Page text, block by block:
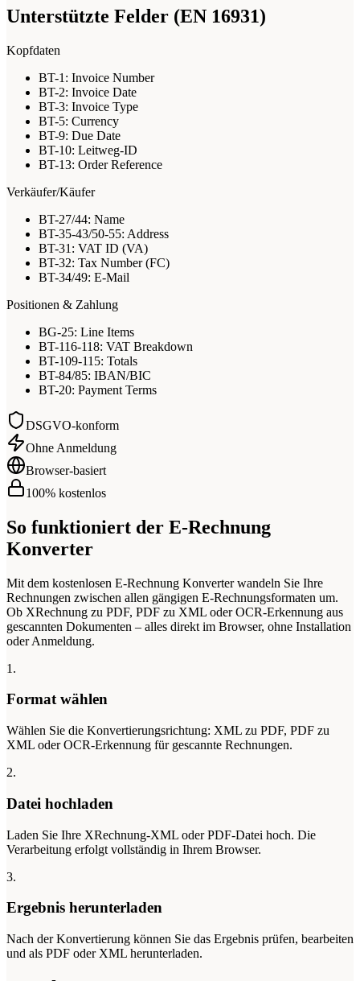
Unterstützte Felder (EN 16931)
Kopfdaten
BT-1: Invoice Number
BT-2: Invoice Date
BT-3: Invoice Type
BT-5: Currency
BT-9: Due Date
BT-10: Leitweg-ID
BT-13: Order Reference
Verkäufer/Käufer
BT-27/44: Name
BT-35-43/50-55: Address
BT-31: VAT ID (VA)
BT-32: Tax Number (FC)
BT-34/49: E-Mail
Positionen & Zahlung
BG-25: Line Items
BT-116-118: VAT Breakdown
BT-109-115: Totals
BT-84/85: IBAN/BIC
BT-20: Payment Terms
DSGVO-konform
Ohne Anmeldung
Browser-basiert
100% kostenlos
So funktioniert der E-Rechnung
Konverter
Mit dem kostenlosen E-Rechnung Konverter wandeln Sie Ihre
Rechnungen zwischen allen gängigen E-Rechnungsformaten um.
Ob XRechnung zu PDF, PDF zu XML oder OCR-Erkennung aus
gescannten Dokumenten – alles direkt im Browser, ohne Installation
oder Anmeldung.
1.
Format wählen
Wählen Sie die Konvertierungsrichtung: XML zu PDF, PDF zu
XML oder OCR-Erkennung für gescannte Rechnungen.
2.
Datei hochladen
Laden Sie Ihre XRechnung-XML oder PDF-Datei hoch. Die
Verarbeitung erfolgt vollständig in Ihrem Browser.
3.
Ergebnis herunterladen
Nach der Konvertierung können Sie das Ergebnis prüfen, bearbeiten
und als PDF oder XML herunterladen.